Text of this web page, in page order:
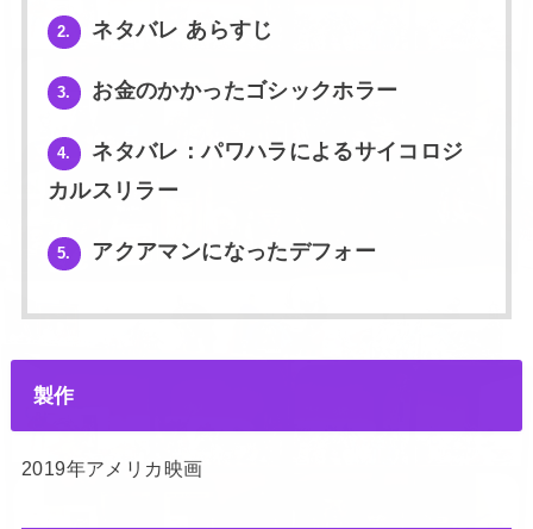
2. ネタバレ あらすじ
3. お金のかかったゴシックホラー
4.
ネタバレ：パワハラによるサイコロジ
カルスリラー
5. アクアマンになったデフォー
製作
2019年アメリカ映画